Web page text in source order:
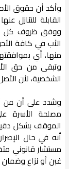
وأكد أن حقوق
القابلة للتنازل
ووفق ظروف كل
الأب في كافة
منها، أي
وتبقى من حق
الشخصية، لأن
وشدد على أن من
مصلحة الأسرة
الموقف بشكل
أنه في حال
مستشار قانوني
غبن أو نزاع